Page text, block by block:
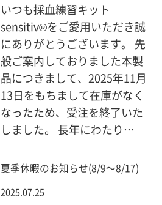
いつも採血練習キット
sensitiv®をご愛用いただき誠
にありがとうございます。 先
般ご案内しておりました本製
品につきまして、2025年11月
13日をもちまして在庫がなく
なったため、受注を終了いた
しました。 長年にわたり…
夏季休暇のお知らせ(8/9～8/17)
2025.07.25